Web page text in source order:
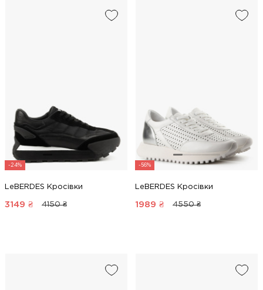
-24%
LeBERDES Кросівки
3149 ₴ 4150 ₴
-56%
LeBERDES Кросівки
1989 ₴ 4550 ₴